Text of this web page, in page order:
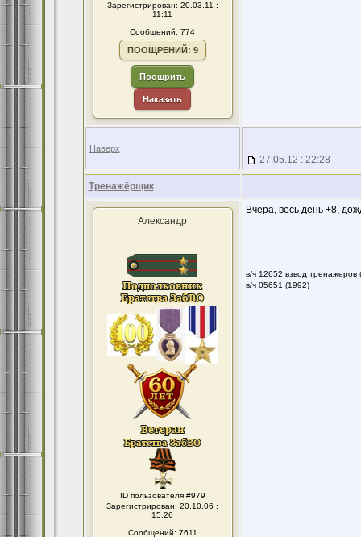
Зарегистрирован: 20.03.11 :
11:11
Сообщений: 774
ПООЩРЕНИЙ: 9
Поощрить
Наказать
Наверх
27.05.12 : 22:28
Тренажёрщик
Александр
ID пользователя #979
Зарегистрирован: 20.10.06 :
15:26
Сообщений: 7611
Вчера, весь день +8,
в/ч 12652 взвод тренажеров
в/ч 05651 (1992)